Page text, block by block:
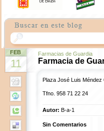
FEB
11
Farmacias de Guardia
Farmacia de
Plaza José Luis Méndez
Tfno. 958 71 22 24
Autor: B-a-1
Sin Comentarios